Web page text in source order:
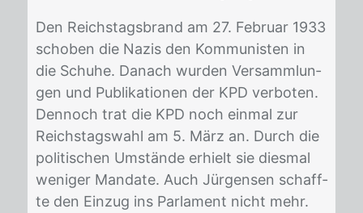
Den Reichs­tags­brand am 27. Fe­bru­ar 1933
scho­ben die Na­zis den Kom­mu­nis­ten in
die Schu­he. Da­nach wur­den Ver­samm­lun­
gen und Pu­bli­ka­tio­nen der KPD ver­bo­ten.
Den­noch trat die KPD noch ein­mal zur
Reichs­tags­wahl am 5. März an. Durch die
po­li­ti­schen Um­stän­de er­hielt sie dies­mal
we­ni­ger Man­da­te. Auch Jür­gen­sen schaff­
te den Ein­zug ins Par­la­ment nicht mehr.